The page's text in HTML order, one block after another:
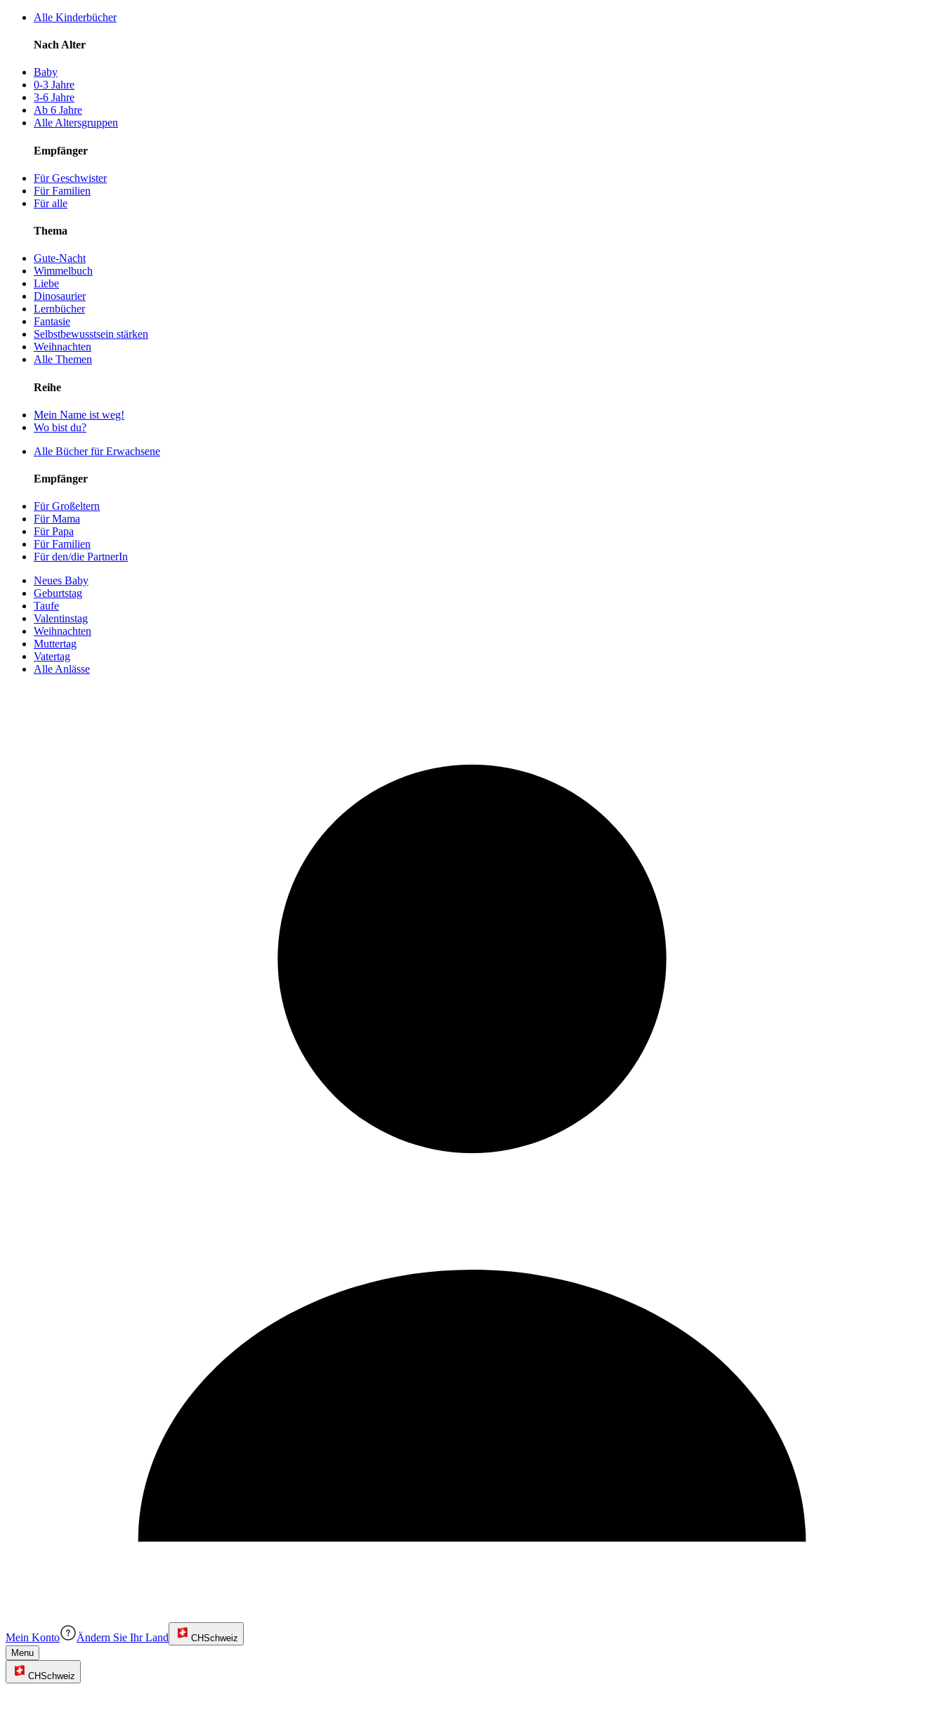
Alle Kinderbücher
Nach Alter
Baby
0-3 Jahre
3-6 Jahre
Ab 6 Jahre
Alle Altersgruppen
Empfänger
Für Geschwister
Für Familien
Für alle
Thema
Gute-Nacht
Wimmelbuch
Liebe
Dinosaurier
Lernbücher
Fantasie
Selbstbewusstsein stärken
Weihnachten
Alle Themen
Reihe
Mein Name ist weg!
Wo bist du?
Alle Bücher für Erwachsene
Empfänger
Für Großeltern
Für Mama
Für Papa
Für Familien
Für den/die PartnerIn
Neues Baby
Geburtstag
Taufe
Valentinstag
Weihnachten
Muttertag
Vatertag
Alle Anlässe
Mein Konto Ändern Sie Ihr Land CHSchweiz
Menu
CHSchweiz